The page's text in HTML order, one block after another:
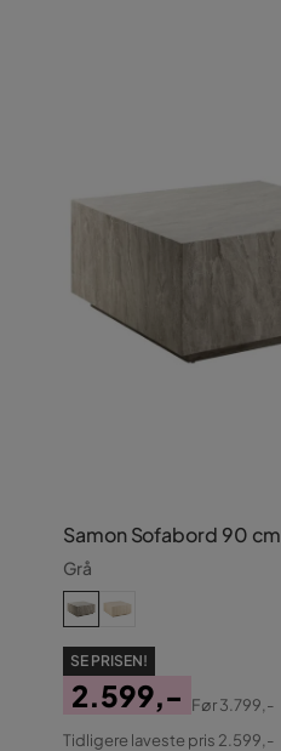
Samon Sofabord 90 cm
Grå
SE PRISEN!
Pris
2.599,-
Original
Før3.799,-
Tidligere laveste pris 2.599,-